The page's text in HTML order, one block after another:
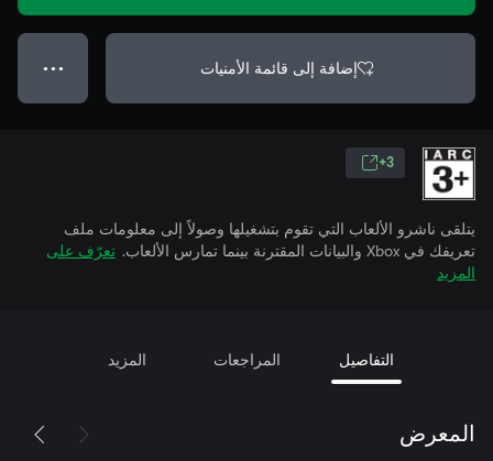
إضافة إلى قائمة الأمنيات ● ● ●
3+
يتلقى ناشرو الألعاب التي تقوم بتشغيلها وصولاً إلى معلومات ملف
تعريفك في Xbox والبيانات المقترنة بينما تمارس الألعاب.
تعرّف على
المزيد
التفاصيل المراجعات المزيد
المعرض